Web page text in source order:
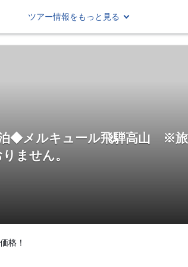
ツアー情報をもっと見る
メルキュール飛騨高山 ※旅
ません。
格！